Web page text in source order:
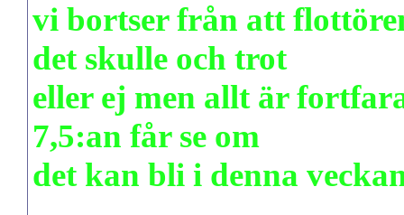
vi bortser från att
det skulle och trot
eller ej men allt är
7,5:an får se om
det kan bli i denna